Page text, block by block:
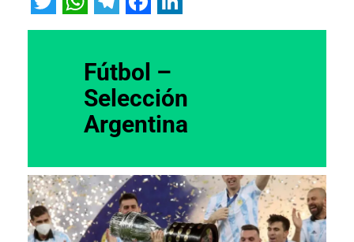
Twitter
WhatsApp
Telegram
Facebook
LinkedIn
Fútbol –
Selección
Argentina